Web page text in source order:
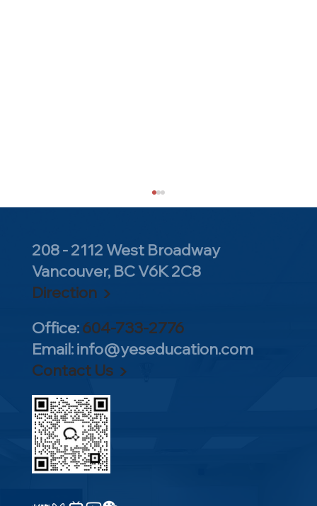
太牛了！YES横扫NBC、CBO、BBO三大
生物竞赛！狂揽近20枚金银铜牌！
208 - 2112 West Broadway
Vancouver, BC V6K 2C8
Direction ▶
Office:604-733-2776
Email:info@yeseducation.com
Contact Us ▶